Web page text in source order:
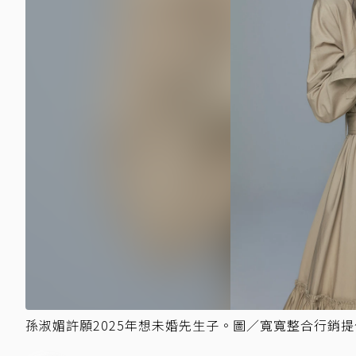
孫淑媚許願2025年想未婚先生子。圖／寬寬整合行銷